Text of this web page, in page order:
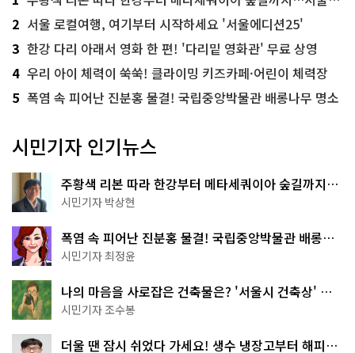
2 서울 로컬여행, 여기부터 시작하세요 '서울에디션25'
3 한강 다리 아래서 영화 한 편! '다리밑 영화관' 무료 상영
4 우리 아이 체력이 쑥쑥! 클라이밍 키즈카페·어린이 체력장
5 폭염 속 피어난 진분홍 물결! 국립중앙박물관 배롱나무 명소
시민기자 인기뉴스
주황색 리본 따라 한강부터 메타세쿼이아 숲길까지…
서울둘레길 15코스
시민기자 박상현
폭염 속 피어난 진분홍 물결! 국립중앙박물관 배롱나
무 명소
시민기자 최정윤
나의 마음을 사로잡은 건축물은? '서울시 건축상' 수
상작 공개!
시민기자 조수봉
더울 땐 잠시 쉬었다 가세요! 생수 냉장고부터 해피소